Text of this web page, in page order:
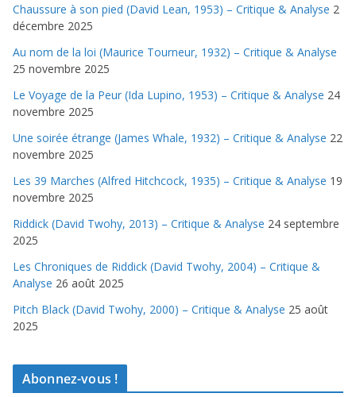
Chaussure à son pied (David Lean, 1953) – Critique & Analyse 2
décembre 2025
Au nom de la loi (Maurice Tourneur, 1932) – Critique & Analyse
25 novembre 2025
Le Voyage de la Peur (Ida Lupino, 1953) – Critique & Analyse 24
novembre 2025
Une soirée étrange (James Whale, 1932) – Critique & Analyse 22
novembre 2025
Les 39 Marches (Alfred Hitchcock, 1935) – Critique & Analyse 19
novembre 2025
Riddick (David Twohy, 2013) – Critique & Analyse 24 septembre
2025
Les Chroniques de Riddick (David Twohy, 2004) – Critique &
Analyse 26 août 2025
Pitch Black (David Twohy, 2000) – Critique & Analyse 25 août
2025
Abonnez-vous !